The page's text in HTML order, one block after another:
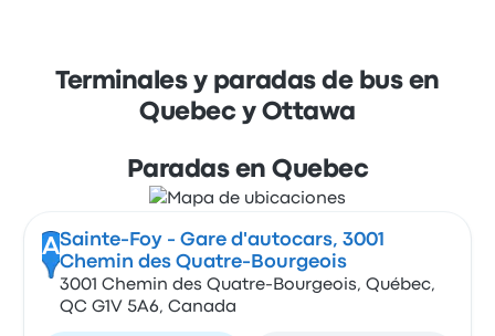
Terminales y paradas de bus en
Quebec y Ottawa
Paradas en Quebec
ASainte-Foy - Gare d'autocars, 3001
Chemin des Quatre-Bourgeois
3001 Chemin des Quatre-Bourgeois, Québec,
QC G1V 5A6, Canada